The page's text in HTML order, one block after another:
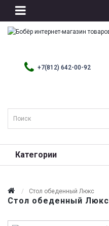
+7(812) 642-00-92
Категории
Стол обеденный Люкс
Стол обеденный Люкс